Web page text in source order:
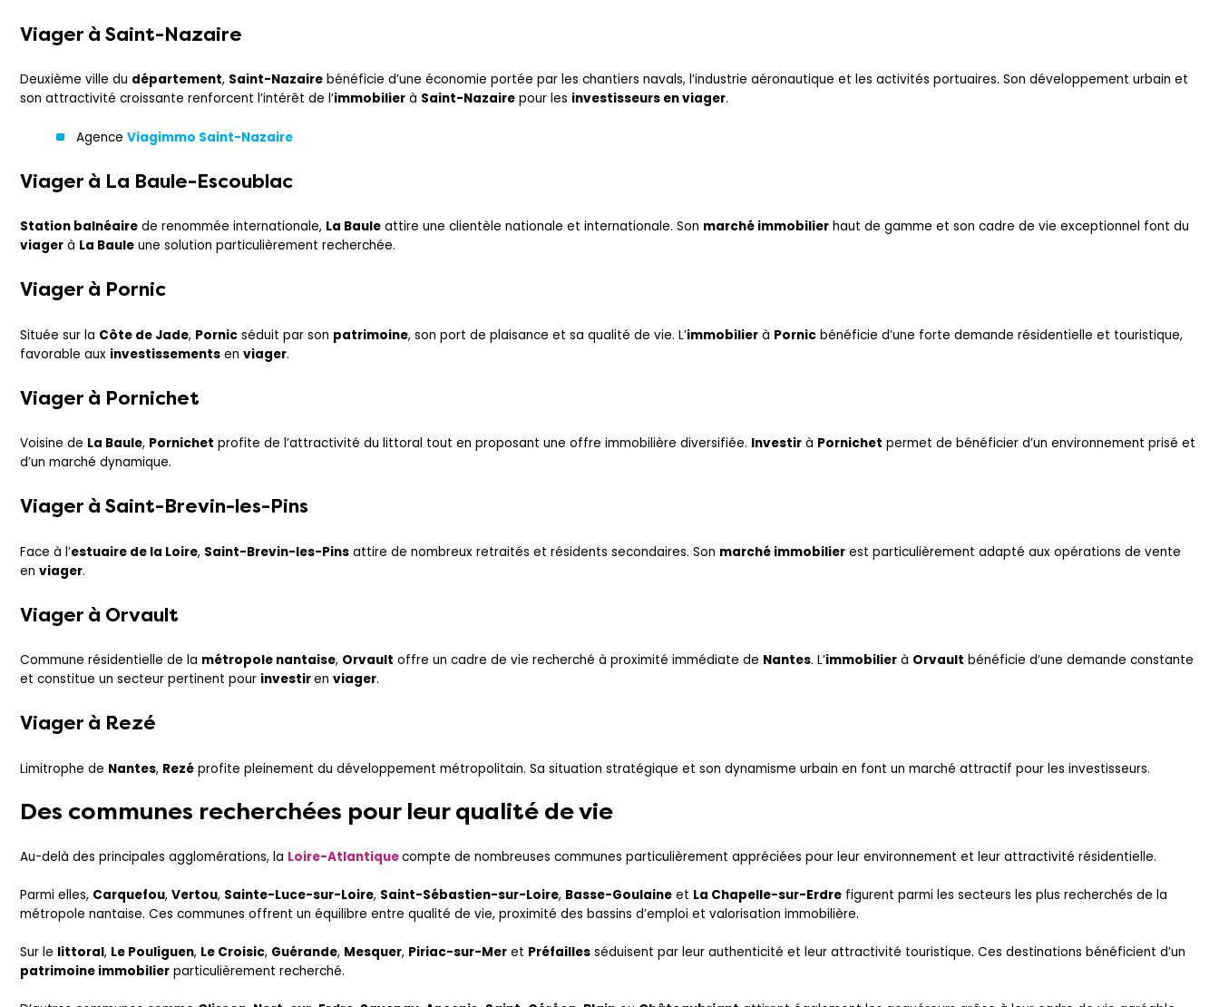
Viager à Saint-Nazaire
Deuxième ville du département, Saint-Nazaire bénéficie d’une économie portée par les chantiers navals, l’industrie aéronautique et les activités portuaires. Son développement urbain et
son attractivité croissante renforcent l’intérêt de l’immobilier à Saint-Nazaire pour les investisseurs en viager.
AgenceViagimmo Saint-Nazaire
Viager à La Baule-Escoublac
Station balnéaire de renommée internationale, La Baule attire une clientèle nationale et internationale. Son marché immobilier haut de gamme et son cadre de vie exceptionnel font du
viager à La Baule une solution particulièrement recherchée.
Viager à Pornic
Située sur la Côte de Jade, Pornic séduit par son patrimoine, son port de plaisance et sa qualité de vie. L’immobilier à Pornic bénéficie d’une forte demande résidentielle et touristique,
favorable aux investissements en viager.
Viager à Pornichet
Voisine de La Baule, Pornichet profite de l’attractivité du littoral tout en proposant une offre immobilière diversifiée. Investir à Pornichet permet de bénéficier d’un environnement prisé et
d’un marché dynamique.
Viager à Saint-Brevin-les-Pins
Face à l’estuaire de la Loire, Saint-Brevin-les-Pins attire de nombreux retraités et résidents secondaires. Son marché immobilier est particulièrement adapté aux opérations de vente
en viager.
Viager à Orvault
Commune résidentielle de la métropole nantaise, Orvault offre un cadre de vie recherché à proximité immédiate de Nantes. L’immobilier à Orvault bénéficie d’une demande constante
et constitue un secteur pertinent pour investiren viager.
Viager à Rezé
Limitrophe de Nantes, Rezé profite pleinement du développement métropolitain. Sa situation stratégique et son dynamisme urbain en font un marché attractif pour les investisseurs.
Des communes recherchées pour leur qualité de vie
Au-delà des principales agglomérations, la Loire-Atlantiquecompte de nombreuses communes particulièrement appréciées pour leur environnement et leur attractivité résidentielle.
Parmi elles, Carquefou, Vertou, Sainte-Luce-sur-Loire, Saint-Sébastien-sur-Loire, Basse-Goulaine et La Chapelle-sur-Erdre figurent parmi les secteurs les plus recherchés de la
métropole nantaise. Ces communes offrent un équilibre entre qualité de vie, proximité des bassins d’emploi et valorisation immobilière.
Sur le littoral, Le Pouliguen, Le Croisic, Guérande, Mesquer, Piriac-sur-Mer et Préfailles séduisent par leur authenticité et leur attractivité touristique. Ces destinations bénéficient d’un
patrimoine immobilier particulièrement recherché.